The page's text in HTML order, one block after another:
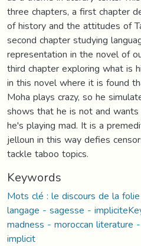
three chapters, a first chapter
of history and the attitudes of
second chapter studying
representation in the novel of
third chapter exploring what is
in this novel where it is found
Moha plays crazy, so he
shows that he is not and
he's playing mad. It is a
jelloun in this way defies
tackle taboo topics.
Keywords
Mots clé : le discours de la
langage - sagesse -
madness - moroccan literature
implicit